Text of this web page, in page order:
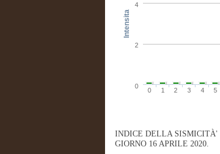
Intensita
0 1 2 3 4 5
0
2
4
INDICE DELLA SISMICITÀ'
GIORNO 16 APRILE 2020.